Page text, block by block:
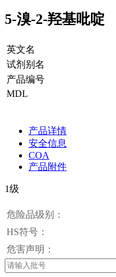
5-溴-2-羟基吡啶
英文名
试剂别名
产品编号
MDL
产品详情
安全信息
COA
产品附件
1级
危险品级别：
HS符号：
危害声明：